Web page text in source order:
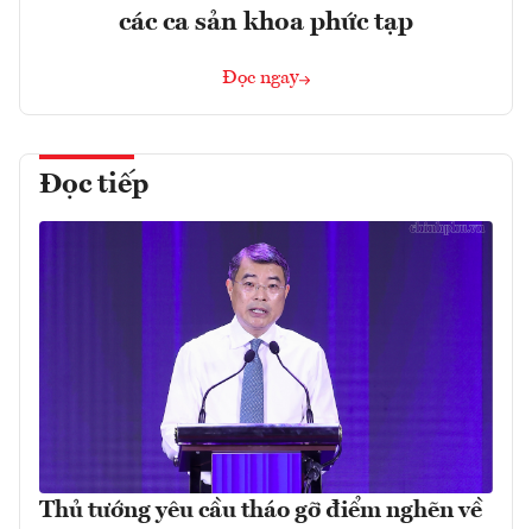
các ca sản khoa phức tạp
Đọc ngay
Đọc tiếp
Thủ tướng yêu cầu tháo gỡ điểm nghẽn về